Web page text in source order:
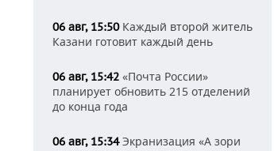
06 авг, 15:50Каждый второй житель
Казани готовит каждый день
06 авг, 15:42 «Почта России»
планирует обновить 215 отделений
до конца года
06 авг, 15:34Экранизация «А зори